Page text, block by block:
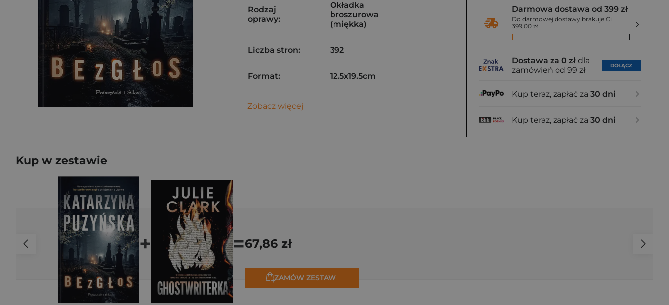
Darmowa dostawa od 399 zł
Do darmowej dostawy brakuje Ci
399,00 zł
Dostawa za 0 zł dla
zamówień od 99 zł
DOŁĄCZ
Kup teraz, zapłać za 30 dni
Kup teraz, zapłać za 30 dni
Rodzaj
oprawy:
Okładka
broszurowa
(miękka)
Liczba stron: 392
Format: 12.5x19.5cm
Zobacz więcej
Kup w zestawie
+ =67,86 zł
ZAMÓW ZESTAW